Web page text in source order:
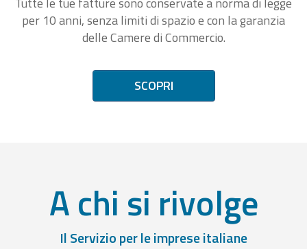
per 10 anni, senza limiti di spazio e con la garanzia
delle Camere di Commercio.
SCOPRI
A chi si rivolge
Il Servizio per le imprese italiane